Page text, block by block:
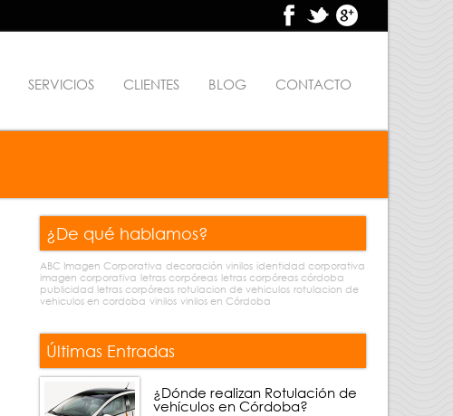
SERVICIOS CLIENTES BLOG CONTACTO
¿De qué hablamos?
ABC Imagen Corporativa decoración vinilos identidad corporativa
imagen corporativa letras corpóreas letras corpóreas córdoba
publicidad letras corpóreas rotulacion de vehiculos rotulacion de
vehiculos en cordoba vinilos vinilos en Córdoba
Últimas Entradas
¿Dónde realizan Rotulación de
vehículos en Córdoba?